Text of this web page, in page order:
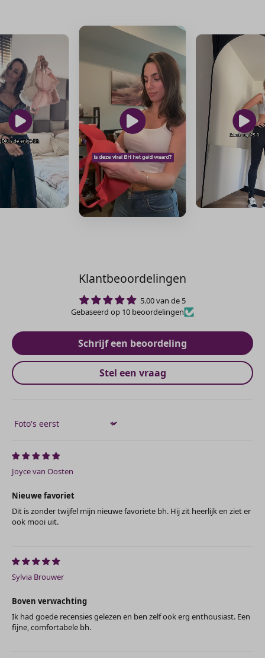
Klantbeoordelingen
5.00 van de 5
Gebaseerd op 10 beoordelingen
Schrijf een beoordeling
Stel een vraag
Sort by
Joyce van Oosten
Nieuwe favoriet
Dit is zonder twijfel mijn nieuwe favoriete bh. Hij zit heerlijk en ziet er
ook mooi uit.
Sylvia Brouwer
Boven verwachting
Ik had goede recensies gelezen en ben zelf ook erg enthousiast. Een
fijne, comfortabele bh.